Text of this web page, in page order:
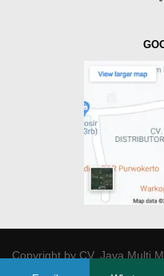
Copyright by CV. Java Multi